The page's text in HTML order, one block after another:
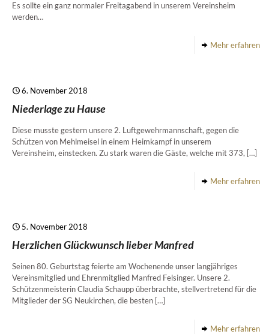
Es sollte ein ganz normaler Freitagabend in unserem Vereinsheim
werden…
Mehr erfahren
6. November 2018
Niederlage zu Hause
Diese musste gestern unsere 2. Luftgewehrmannschaft, gegen die
Schützen von Mehlmeisel in einem Heimkampf in unserem
Vereinsheim, einstecken. Zu stark waren die Gäste, welche mit 373, […]
Mehr erfahren
5. November 2018
Herzlichen Glückwunsch lieber Manfred
Seinen 80. Geburtstag feierte am Wochenende unser langjähriges
Vereinsmitglied und Ehrenmitglied Manfred Felsinger. Unsere 2.
Schützenmeisterin Claudia Schaupp überbrachte, stellvertretend für die
Mitglieder der SG Neukirchen, die besten […]
Mehr erfahren